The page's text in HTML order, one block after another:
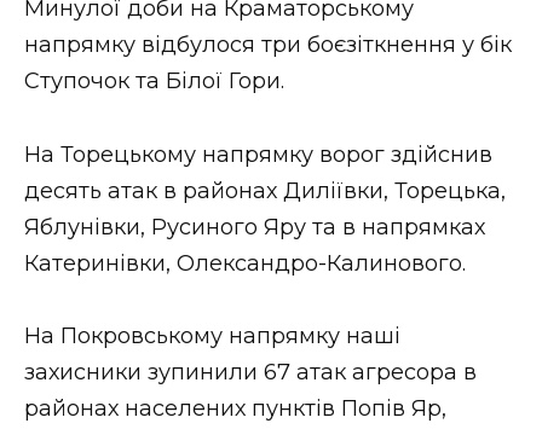
Минулої доби на Краматорському
напрямку відбулося три боєзіткнення у бік
Ступочок та Білої Гори.
На Торецькому напрямку ворог здійснив
десять атак в районах Диліївки, Торецька,
Яблунівки, Русиного Яру та в напрямках
Катеринівки, Олександро-Калинового.
На Покровському напрямку наші
захисники зупинили 67 атак агресора в
районах населених пунктів Попів Яр,